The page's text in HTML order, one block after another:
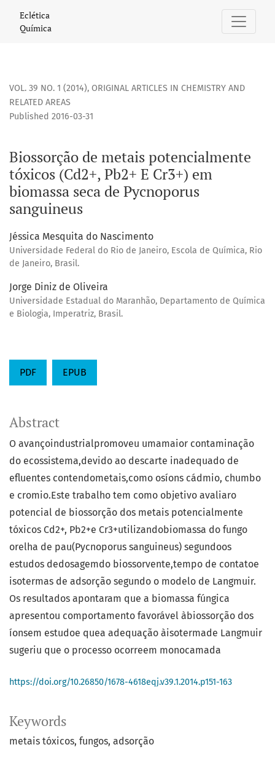
Biossorção de metais potencialmente tóxicos (Cd2+, Pb2+
Eclética
Química
VOL. 39 NO. 1 (2014), ORIGINAL ARTICLES IN CHEMISTRY AND
RELATED AREAS
Biossorção de metais potencialmente
tóxicos (Cd2+, Pb2+ E Cr3+) em
biomassa seca de Pycnoporus
sanguineus
Published 2016-03-31
Jéssica Mesquita do Nascimento
Universidade Federal do Rio de Janeiro, Escola de Química, Rio
de Janeiro, Brasil.
Jorge Diniz de Oliveira
Universidade Estadual do Maranhão, Departamento de Química
e Biologia, Imperatriz, Brasil.
PDF EPUB
Keywords
metais tóxicos fungos adsorção
Abstract
O avançoindustrialpromoveu umamaior contaminação
do ecossistema,devido ao descarte inadequado de
efluentes contendometais,como osíons cádmio, chumbo
e cromio.Este trabalho tem como objetivo avaliaro
potencial de biossorção dos metais potencialmente
tóxicos Cd2+, Pb2+e Cr3+utilizandobiomassa do fungo
orelha de pau(Pycnoporus sanguineus) segundoos
estudos dedosagemdo biossorvente,tempo de contatoe
isotermas de adsorção segundo o modelo de Langmuir.
Os resultados apontaram que a biomassa fúngica
apresentou comportamento favorável àbiossorção dos
íonsem estudoe quea adequação àisotermade Langmuir
sugeriu que o processo ocorreem monocamada
https://doi.org/10.26850/1678-4618eqj.v39.1.2014.p151-163